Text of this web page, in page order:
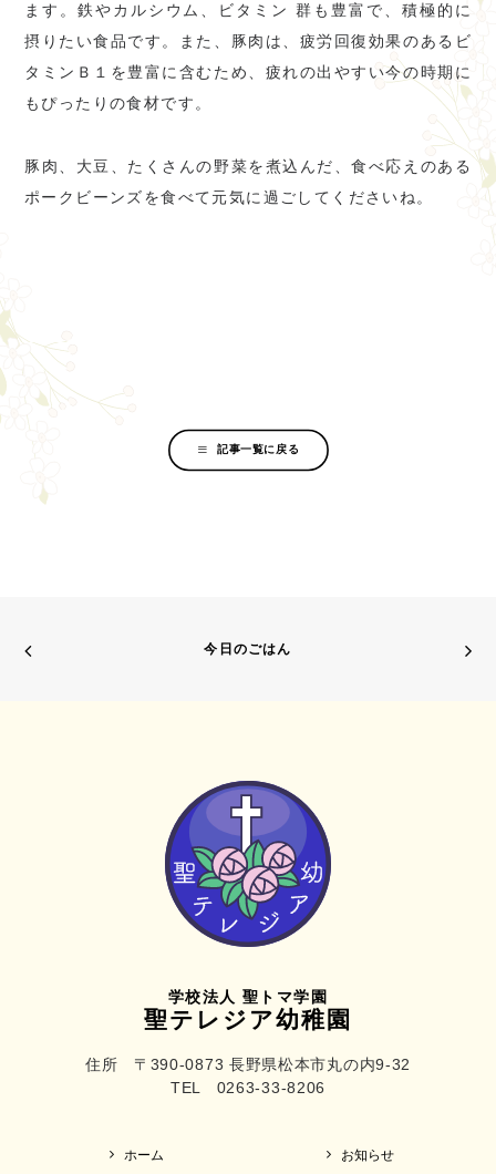
ます。鉄やカルシウム、ビタミン 群も豊富で、積極的に
摂りたい食品です。また、豚肉は、疲労回復効果のあるビ
タミンＢ１を豊富に含むため、疲れの出やすい今の時期に
もぴったりの食材です。
豚肉、大豆、たくさんの野菜を煮込んだ、食べ応えのある
ポークビーンズを食べて元気に過ごしてくださいね。
記事一覧に戻る
今日のごはん
学校法人 聖トマ学園
聖テレジア幼稚園
住所 〒390-0873 長野県松本市丸の内9-32
TEL 0263-33-8206
ホーム お知らせ